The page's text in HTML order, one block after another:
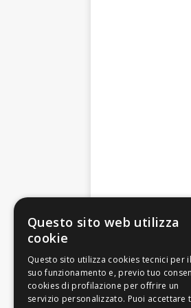
Questo sito web utilizza
cookie